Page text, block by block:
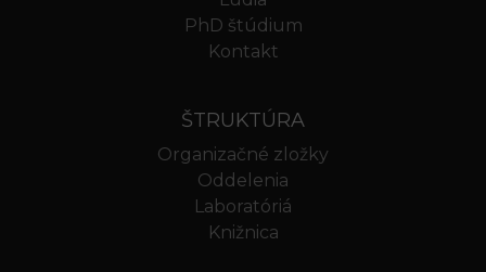
PhD štúdium
Kontakt
ŠTRUKTÚRA
Organizačné zložky
Oddelenia
Laboratóriá
Knižnica